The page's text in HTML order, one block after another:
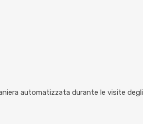
automatizzata durante le visite degli